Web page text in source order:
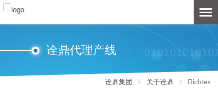
诠鼎代理产线
诠鼎集团 关于诠鼎 Richtek